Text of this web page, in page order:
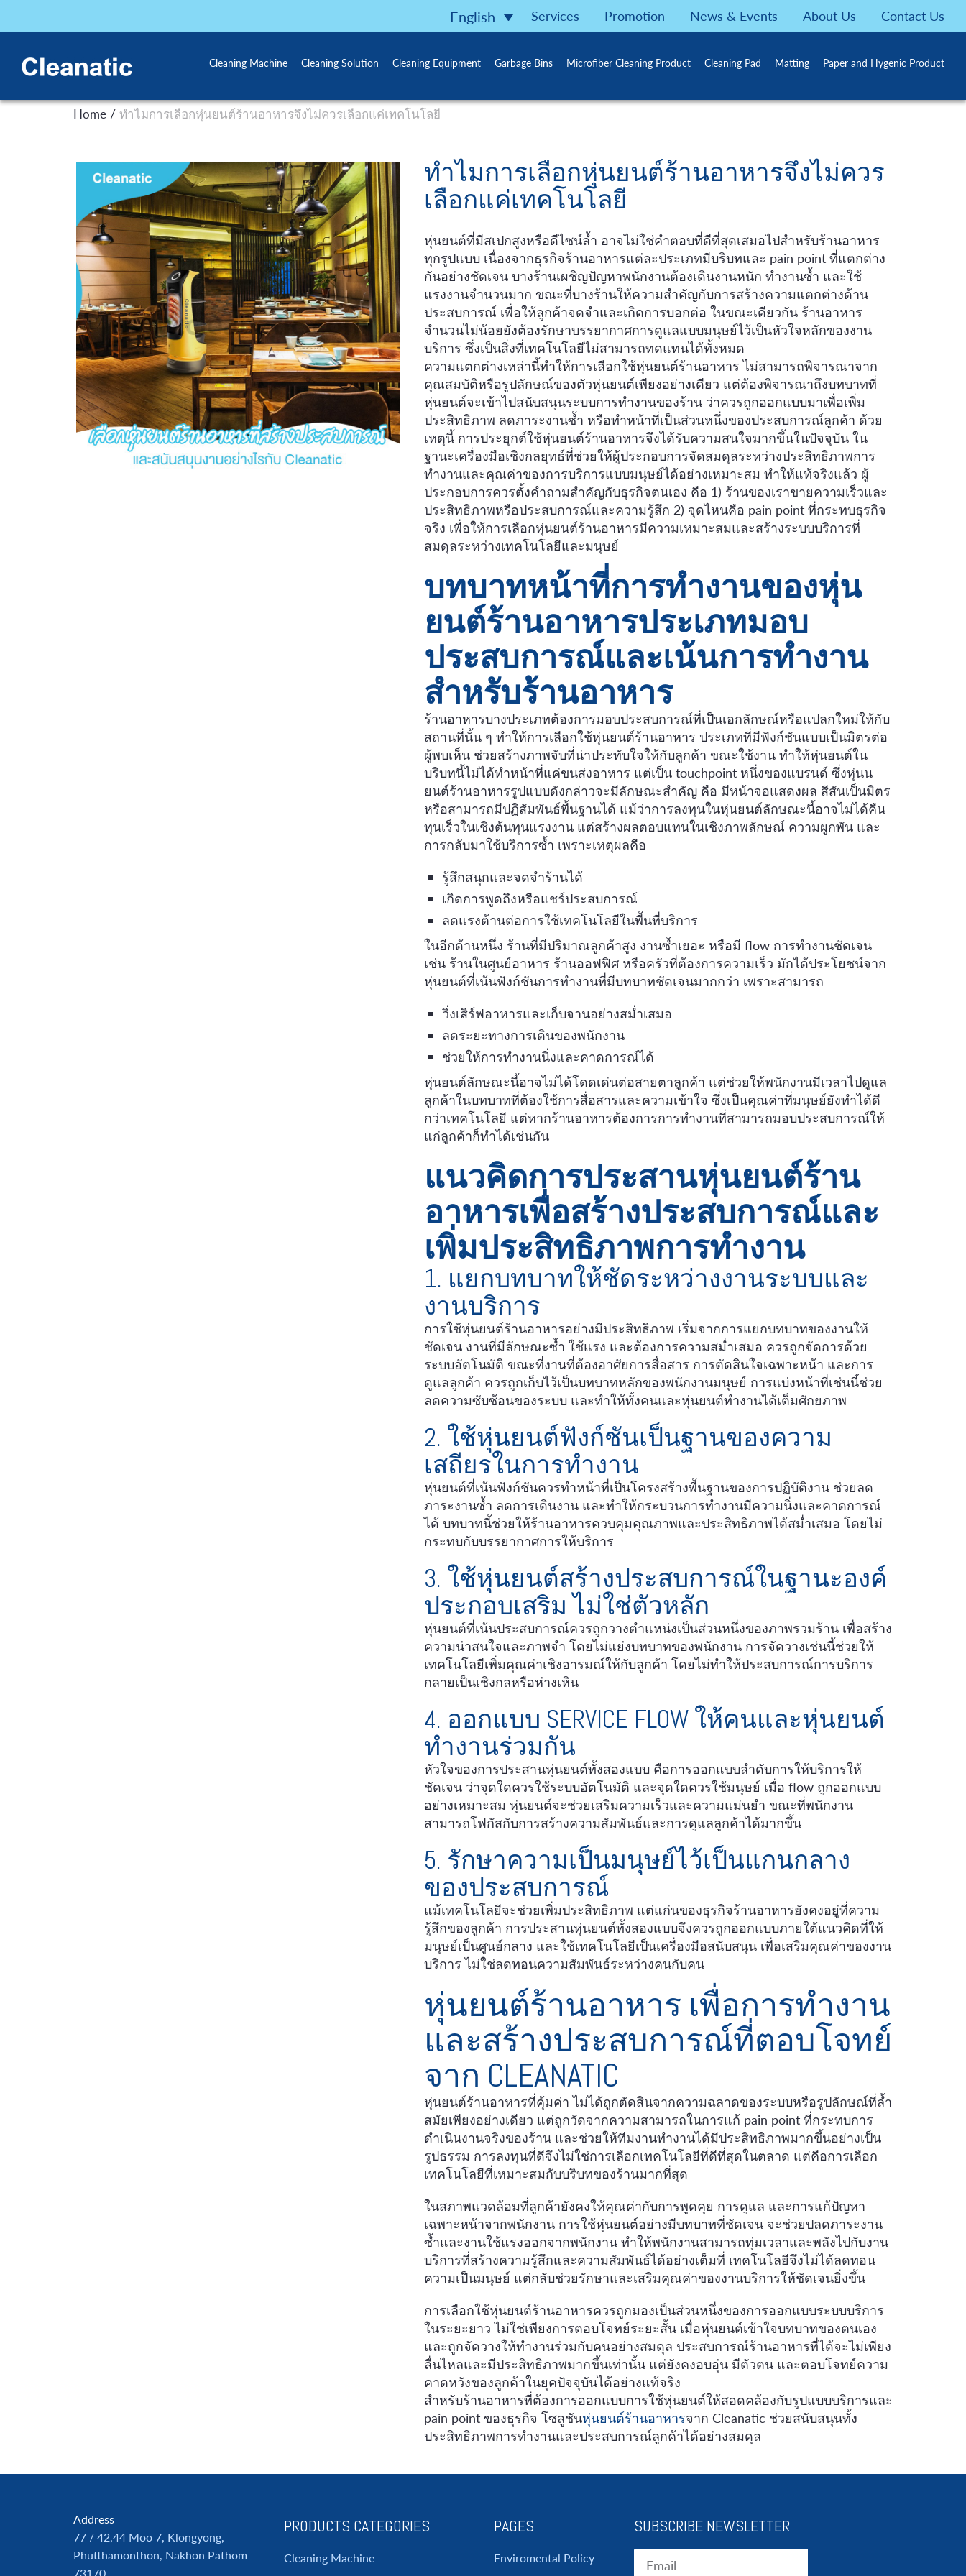
Services Promotion News & Events About Us Contact Us
English
Cleaning Machine Cleaning Solution Cleaning Equipment Garbage Bins Microfiber Cleaning Product Cleaning Pad Matting Paper and Hygenic Product
Home / ทำไมการเลือกหุ่นยนต์ร้านอาหารจึงไม่ควรเลือกแค่เทคโนโลยี
Previous
ทำไมการเลือกหุ่นยนต์ร้านอาหารจึงไม่ควร
เลือกแค่เทคโนโลยี
หุ่นยนต์ที่มีสเปกสูงหรือดีไซน์ล้ำ อาจไม่ใช่คำตอบที่ดีที่สุดเสมอไปสำหรับร้านอาหาร
ทุกรูปแบบ เนื่องจากธุรกิจร้านอาหารแต่ละประเภทมีบริบทและ pain point ที่แตกต่าง
กันอย่างชัดเจน บางร้านเผชิญปัญหาพนักงานต้องเดินงานหนัก ทำงานซ้ำ และใช้
แรงงานจำนวนมาก ขณะที่บางร้านให้ความสำคัญกับการสร้างความแตกต่างด้าน
ประสบการณ์ เพื่อให้ลูกค้าจดจำและเกิดการบอกต่อ ในขณะเดียวกัน ร้านอาหาร
จำนวนไม่น้อยยังต้องรักษาบรรยากาศการดูแลแบบมนุษย์ไว้เป็นหัวใจหลักของงาน
บริการ ซึ่งเป็นสิ่งที่เทคโนโลยีไม่สามารถทดแทนได้ทั้งหมด
ความแตกต่างเหล่านี้ทำให้การเลือกใช้หุ่นยนต์ร้านอาหาร ไม่สามารถพิจารณาจาก
คุณสมบัติหรือรูปลักษณ์ของตัวหุ่นยนต์เพียงอย่างเดียว แต่ต้องพิจารณาถึงบทบาทที่
หุ่นยนต์จะเข้าไปสนับสนุนระบบการทำงานของร้าน ว่าควรถูกออกแบบมาเพื่อเพิ่ม
ประสิทธิภาพ ลดภาระงานซ้ำ หรือทำหน้าที่เป็นส่วนหนึ่งของประสบการณ์ลูกค้า ด้วย
เหตุนี้ การประยุกต์ใช้หุ่นยนต์ร้านอาหารจึงได้รับความสนใจมากขึ้นในปัจจุบัน ใน
ฐานะเครื่องมือเชิงกลยุทธ์ที่ช่วยให้ผู้ประกอบการจัดสมดุลระหว่างประสิทธิภาพการ
ทำงานและคุณค่าของการบริการแบบมนุษย์ได้อย่างเหมาะสม ทำให้แท้จริงแล้ว ผู้
ประกอบการควรตั้งคำถามสำคัญกับธุรกิจตนเอง คือ 1) ร้านของเราขายความเร็วและ
ประสิทธิภาพหรือประสบการณ์และความรู้สึก 2) จุดไหนคือ pain point ที่กระทบธุรกิจ
จริง เพื่อให้การเลือกหุ่นยนต์ร้านอาหารมีความเหมาะสมและสร้างระบบบริการที่
สมดุลระหว่างเทคโนโลยีและมนุษย์
บทบาทหน้าที่การทำงานของหุ่น
ยนต์ร้านอาหารประเภทมอบ
ประสบการณ์และเน้นการทำงาน
สำหรับร้านอาหาร
ร้านอาหารบางประเภทต้องการมอบประสบการณ์ที่เป็นเอกลักษณ์หรือแปลกใหม่ให้กับ
สถานที่นั้น ๆ ทำให้การเลือกใช้หุ่นยนต์ร้านอาหาร ประเภทที่มีฟังก์ชันแบบเป็นมิตรต่อ
ผู้พบเห็น ช่วยสร้างภาพจับที่น่าประทับใจให้กับลูกค้า ขณะใช้งาน ทำให้หุ่นยนต์ใน
บริบทนี้ไม่ได้ทำหน้าที่แค่ขนส่งอาหาร แต่เป็น touchpoint หนึ่งของแบรนด์ ซึ่งหุ่นน
ยนต์ร้านอาหารรูปแบบดังกล่าวจะมีลักษณะสำคัญ คือ มีหน้าจอแสดงผล สีสันเป็นมิตร
หรือสามารถมีปฏิสัมพันธ์พื้นฐานได้ แม้ว่าการลงทุนในหุ่นยนต์ลักษณะนี้อาจไม่ได้คืน
ทุนเร็วในเชิงต้นทุนแรงงาน แต่สร้างผลตอบแทนในเชิงภาพลักษณ์ ความผูกพัน และ
การกลับมาใช้บริการซ้ำ เพราะเหตุผลคือ
รู้สึกสนุกและจดจำร้านได้
เกิดการพูดถึงหรือแชร์ประสบการณ์
ลดแรงต้านต่อการใช้เทคโนโลยีในพื้นที่บริการ
ในอีกด้านหนึ่ง ร้านที่มีปริมาณลูกค้าสูง งานซ้ำเยอะ หรือมี flow การทำงานชัดเจน
เช่น ร้านในศูนย์อาหาร ร้านออฟฟิศ หรือครัวที่ต้องการความเร็ว มักได้ประโยชน์จาก
หุ่นยนต์ที่เน้นฟังก์ชันการทำงานที่มีบทบาทชัดเจนมากกว่า เพราะสามารถ
วิ่งเสิร์ฟอาหารและเก็บจานอย่างสม่ำเสมอ
ลดระยะทางการเดินของพนักงาน
ช่วยให้การทำงานนิ่งและคาดการณ์ได้
หุ่นยนต์ลักษณะนี้อาจไม่ได้โดดเด่นต่อสายตาลูกค้า แต่ช่วยให้พนักงานมีเวลาไปดูแล
ลูกค้าในบทบาทที่ต้องใช้การสื่อสารและความเข้าใจ ซึ่งเป็นคุณค่าที่มนุษย์ยังทำได้ดี
กว่าเทคโนโลยี แต่หากร้านอาหารต้องการการทำงานที่สามารถมอบประสบการณ์ให้
แก่ลูกค้าก็ทำได้เช่นกัน
แนวคิดการประสานหุ่นยนต์ร้าน
อาหารเพื่อสร้างประสบการณ์และ
เพิ่มประสิทธิภาพการทำงาน
1. แยกบทบาทให้ชัดระหว่างงานระบบและ
งานบริการ
การใช้หุ่นยนต์ร้านอาหารอย่างมีประสิทธิภาพ เริ่มจากการแยกบทบาทของงานให้
ชัดเจน งานที่มีลักษณะซ้ำ ใช้แรง และต้องการความสม่ำเสมอ ควรถูกจัดการด้วย
ระบบอัตโนมัติ ขณะที่งานที่ต้องอาศัยการสื่อสาร การตัดสินใจเฉพาะหน้า และการ
ดูแลลูกค้า ควรถูกเก็บไว้เป็นบทบาทหลักของพนักงานมนุษย์ การแบ่งหน้าที่เช่นนี้ช่วย
ลดความซับซ้อนของระบบ และทำให้ทั้งคนและหุ่นยนต์ทำงานได้เต็มศักยภาพ
2. ใช้หุ่นยนต์ฟังก์ชันเป็นฐานของความ
เสถียรในการทำงาน
หุ่นยนต์ที่เน้นฟังก์ชันควรทำหน้าที่เป็นโครงสร้างพื้นฐานของการปฏิบัติงาน ช่วยลด
ภาระงานซ้ำ ลดการเดินงาน และทำให้กระบวนการทำงานมีความนิ่งและคาดการณ์
ได้ บทบาทนี้ช่วยให้ร้านอาหารควบคุมคุณภาพและประสิทธิภาพได้สม่ำเสมอ โดยไม่
กระทบกับบรรยากาศการให้บริการ
3. ใช้หุ่นยนต์สร้างประสบการณ์ในฐานะองค์
ประกอบเสริม ไม่ใช่ตัวหลัก
หุ่นยนต์ที่เน้นประสบการณ์ควรถูกวางตำแหน่งเป็นส่วนหนึ่งของภาพรวมร้าน เพื่อสร้าง
ความน่าสนใจและภาพจำ โดยไม่แย่งบทบาทของพนักงาน การจัดวางเช่นนี้ช่วยให้
เทคโนโลยีเพิ่มคุณค่าเชิงอารมณ์ให้กับลูกค้า โดยไม่ทำให้ประสบการณ์การบริการ
กลายเป็นเชิงกลหรือห่างเหิน
4. ออกแบบ SERVICE FLOW ให้คนและหุ่นยนต์
ทำงานร่วมกัน
หัวใจของการประสานหุ่นยนต์ทั้งสองแบบ คือการออกแบบลำดับการให้บริการให้
ชัดเจน ว่าจุดใดควรใช้ระบบอัตโนมัติ และจุดใดควรใช้มนุษย์ เมื่อ flow ถูกออกแบบ
อย่างเหมาะสม หุ่นยนต์จะช่วยเสริมความเร็วและความแม่นยำ ขณะที่พนักงาน
สามารถโฟกัสกับการสร้างความสัมพันธ์และการดูแลลูกค้าได้มากขึ้น
5. รักษาความเป็นมนุษย์ไว้เป็นแกนกลาง
ของประสบการณ์
แม้เทคโนโลยีจะช่วยเพิ่มประสิทธิภาพ แต่แก่นของธุรกิจร้านอาหารยังคงอยู่ที่ความ
รู้สึกของลูกค้า การประสานหุ่นยนต์ทั้งสองแบบจึงควรถูกออกแบบภายใต้แนวคิดที่ให้
มนุษย์เป็นศูนย์กลาง และใช้เทคโนโลยีเป็นเครื่องมือสนับสนุน เพื่อเสริมคุณค่าของงาน
บริการ ไม่ใช่ลดทอนความสัมพันธ์ระหว่างคนกับคน
หุ่นยนต์ร้านอาหาร เพื่อการทำงาน
และสร้างประสบการณ์ที่ตอบโจทย์
จาก CLEANATIC
หุ่นยนต์ร้านอาหารที่คุ้มค่า ไม่ได้ถูกตัดสินจากความฉลาดของระบบหรือรูปลักษณ์ที่ล้ำ
สมัยเพียงอย่างเดียว แต่ถูกวัดจากความสามารถในการแก้ pain point ที่กระทบการ
ดำเนินงานจริงของร้าน และช่วยให้ทีมงานทำงานได้มีประสิทธิภาพมากขึ้นอย่างเป็น
รูปธรรม การลงทุนที่ดีจึงไม่ใช่การเลือกเทคโนโลยีที่ดีที่สุดในตลาด แต่คือการเลือก
เทคโนโลยีที่เหมาะสมกับบริบทของร้านมากที่สุด
ในสภาพแวดล้อมที่ลูกค้ายังคงให้คุณค่ากับการพูดคุย การดูแล และการแก้ปัญหา
เฉพาะหน้าจากพนักงาน การใช้หุ่นยนต์อย่างมีบทบาทที่ชัดเจน จะช่วยปลดภาระงาน
ซ้ำและงานใช้แรงออกจากพนักงาน ทำให้พนักงานสามารถทุ่มเวลาและพลังไปกับงาน
บริการที่สร้างความรู้สึกและความสัมพันธ์ได้อย่างเต็มที่ เทคโนโลยีจึงไม่ได้ลดทอน
ความเป็นมนุษย์ แต่กลับช่วยรักษาและเสริมคุณค่าของงานบริการให้ชัดเจนยิ่งขึ้น
การเลือกใช้หุ่นยนต์ร้านอาหารควรถูกมองเป็นส่วนหนึ่งของการออกแบบระบบบริการ
ในระยะยาว ไม่ใช่เพียงการตอบโจทย์ระยะสั้น เมื่อหุ่นยนต์เข้าใจบทบาทของตนเอง
และถูกจัดวางให้ทำงานร่วมกับคนอย่างสมดุล ประสบการณ์ร้านอาหารที่ได้จะไม่เพียง
ลื่นไหลและมีประสิทธิภาพมากขึ้นเท่านั้น แต่ยังคงอบอุ่น มีตัวตน และตอบโจทย์ความ
คาดหวังของลูกค้าในยุคปัจจุบันได้อย่างแท้จริง
สำหรับร้านอาหารที่ต้องการออกแบบการใช้หุ่นยนต์ให้สอดคล้องกับรูปแบบบริการและ
pain point ของธุรกิจ โซลูชันหุ่นยนต์ร้านอาหารจาก Cleanatic ช่วยสนับสนุนทั้ง
ประสิทธิภาพการทำงานและประสบการณ์ลูกค้าได้อย่างสมดุล
Address
77 / 42,44 Moo 7, Klongyong,
Phutthamonthon, Nakhon Pathom
73170
PRODUCTS CATEGORIES
Cleaning Machine
PAGES
Enviromental Policy
SUBSCRIBE NEWSLETTER